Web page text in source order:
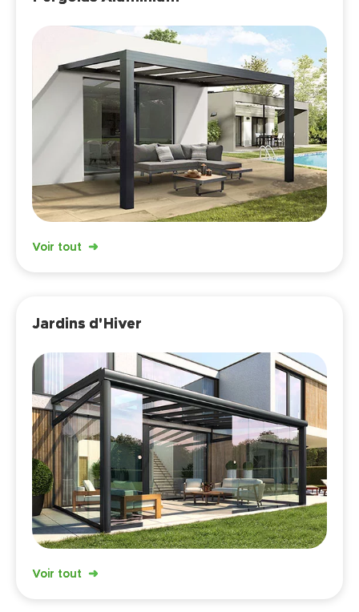
Voir tout
Jardins d'Hiver
Voir tout